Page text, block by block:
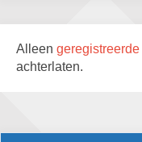
Alleen geregistreerde
achterlaten.